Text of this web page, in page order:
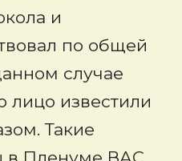
и
по общей
случае
лицо известили
Такие